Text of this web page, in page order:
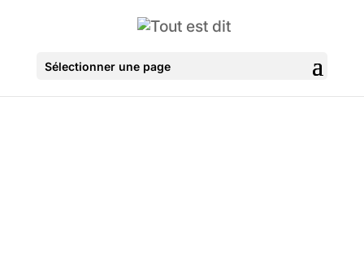
Sélectionner une page